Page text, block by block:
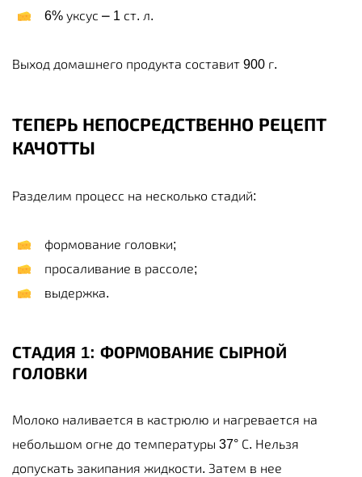
6% уксус ⎼ 1 ст. л.
Выход домашнего продукта составит 900 г.
ТЕПЕРЬ НЕПОСРЕДСТВЕННО РЕЦЕПТ
КАЧОТТЫ
Разделим процесс на несколько стадий:
формование головки;
просаливание в рассоле;
выдержка.
СТАДИЯ 1: ФОРМОВАНИЕ СЫРНОЙ
ГОЛОВКИ
Молоко наливается в кастрюлю и нагревается на
небольшом огне до температуры 37° С. Нельзя
допускать закипания жидкости. Затем в нее